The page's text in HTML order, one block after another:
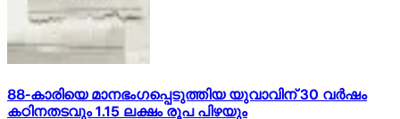
88-കാരിയെ മാനഭംഗപ്പെടുത്തിയ യുവാവിന് 30 വർഷം
കഠിനതടവും 1.15 ലക്ഷം രൂപ പിഴയും